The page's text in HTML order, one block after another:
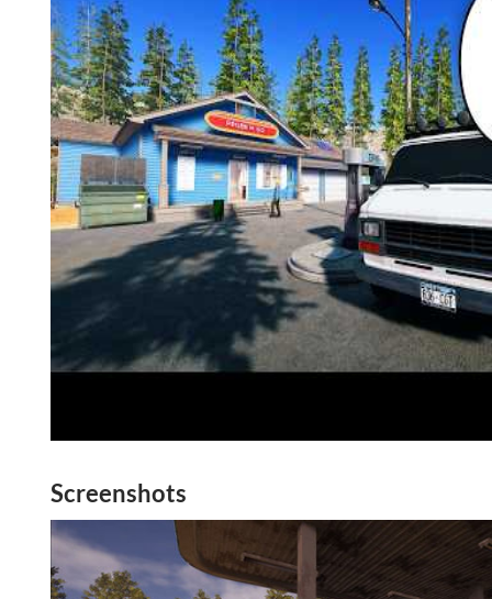
Screenshots